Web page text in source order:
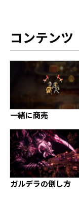
コンテンツ
一緒に商売
ガルデラの倒し方